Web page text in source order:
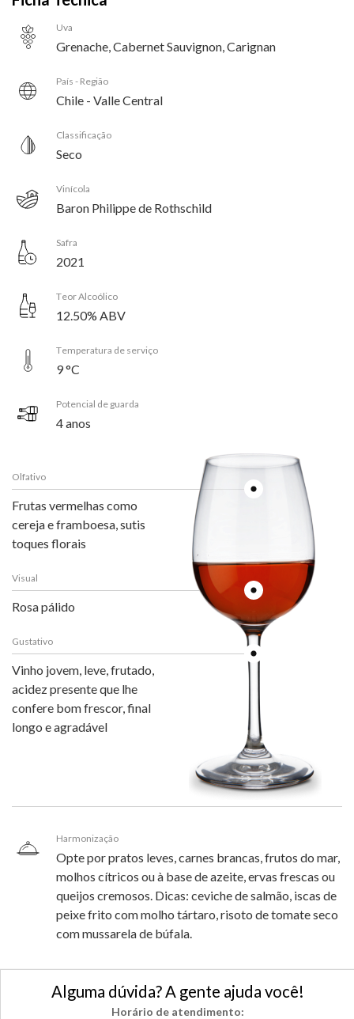
Uva
Grenache, Cabernet Sauvignon, Carignan
País - Região
Chile - Valle Central
Classificação
Seco
Vinícola
Baron Philippe de Rothschild
Safra
2021
Teor Alcoólico
12.50% ABV
Temperatura de serviço
9 °C
Potencial de guarda
4 anos
Olfativo
Frutas vermelhas como
cereja e framboesa, sutis
toques florais
Visual
Rosa pálido
Gustativo
Vinho jovem, leve, frutado,
acidez presente que lhe
confere bom frescor, final
longo e agradável
Harmonização
Opte por pratos leves, carnes brancas, frutos do mar,
molhos cítricos ou à base de azeite, ervas frescas ou
queijos cremosos. Dicas: ceviche de salmão, iscas de
peixe frito com molho tártaro, risoto de tomate seco
com mussarela de búfala.
Alguma dúvida? A gente ajuda você!
Horário de atendimento: